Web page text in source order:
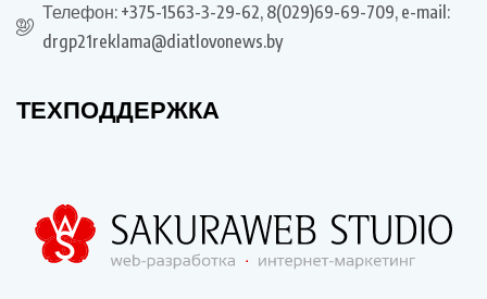
Телефон: +375-1563-3-29-62, 8(029)69-69-709, e-mail:
drgp21reklama@diatlovonews.by
ТЕХПОДДЕРЖКА